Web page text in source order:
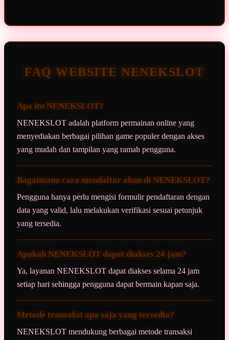
FAQ WEBSITE NENEKSLOT
Apa itu NENEKSLOT?
NENEKSLOT adalah platform permainan online yang
menyediakan berbagai pilihan game populer dengan akses
yang mudah dan tampilan yang ramah pengguna.
Bagaimana cara mendaftar akun di NENEKSLOT?
Pengguna hanya perlu mengisi formulir pendaftaran dengan
data yang valid, lalu melakukan verifikasi sesuai petunjuk
yang tersedia.
Apakah NENEKSLOT dapat diakses 24 jam?
Ya, layanan NENEKSLOT dapat diakses selama 24 jam
setiap hari sehingga pengguna dapat bermain kapan saja.
Metode transaksi apa saja yang tersedia?
NENEKSLOT mendukung berbagai metode transaksi